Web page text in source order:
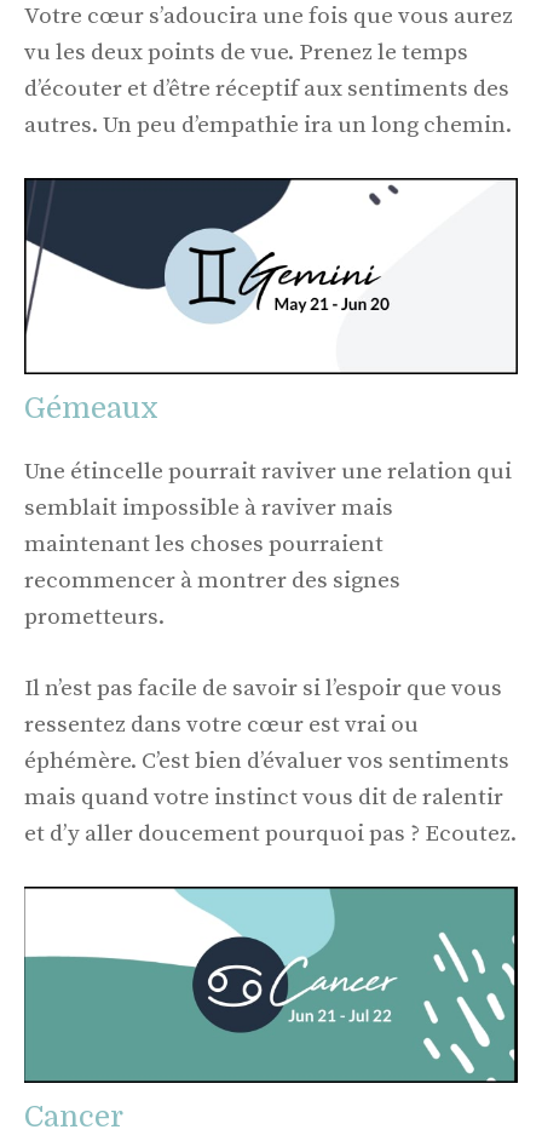
Votre cœur s’adoucira une fois que vous aurez
vu les deux points de vue. Prenez le temps
d’écouter et d’être réceptif aux sentiments des
autres. Un peu d’empathie ira un long chemin.
Gémeaux
Une étincelle pourrait raviver une relation qui
semblait impossible à raviver mais
maintenant les choses pourraient
recommencer à montrer des signes
prometteurs.
Il n’est pas facile de savoir si l’espoir que vous
ressentez dans votre cœur est vrai ou
éphémère. C’est bien d’évaluer vos sentiments
mais quand votre instinct vous dit de ralentir
et d’y aller doucement pourquoi pas ? Ecoutez.
Cancer